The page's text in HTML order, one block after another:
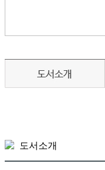
도서소개